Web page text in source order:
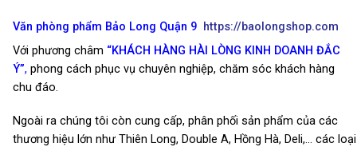
Văn phòng phẩm Bảo Long Quận 9 https://baolongshop.com
Với phương châm “KHÁCH HÀNG HÀI LÒNG KINH DOANH ĐẮC
Ý”, phong cách phục vụ chuyên nghiệp, chăm sóc khách hàng
chu đáo.
Ngoài ra chúng tôi còn cung cấp, phân phối sản phẩm của các
thương hiệu lớn như Thiên Long, Double A, Hồng Hà, Deli,… các loại